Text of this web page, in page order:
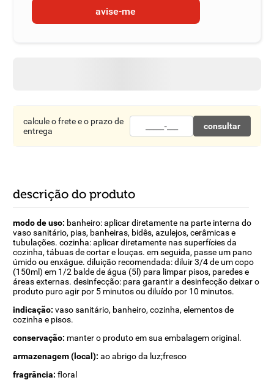
avise-me
calcule o frete e o prazo de
entrega
consultar
descrição do produto
modo de uso: banheiro: aplicar diretamente na parte interna do
vaso sanitário, pias, banheiras, bidês, azulejos, cerâmicas e
tubulações. cozinha: aplicar diretamente nas superfícies da
cozinha, tábuas de cortar e louças. em seguida, passe um pano
úmido ou enxágue. diluição recomendada: diluir 3/4 de um copo
(150ml) em 1/2 balde de água (5l) para limpar pisos, paredes e
áreas externas. desinfecção: para garantir a desinfecção deixar o
produto puro agir por 5 minutos ou diluído por 10 minutos.
indicação: vaso sanitário, banheiro, cozinha, elementos de
cozinha e pisos.
conservação: manter o produto em sua embalagem original.
armazenagem (local): ao abrigo da luz;fresco
fragrância: floral